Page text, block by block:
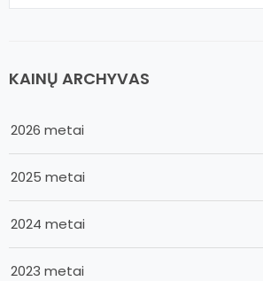
KAINŲ ARCHYVAS
2026 metai
2025 metai
2024 metai
2023 metai